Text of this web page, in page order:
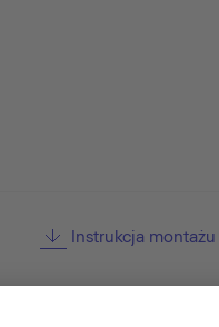
Instrukcja montażu